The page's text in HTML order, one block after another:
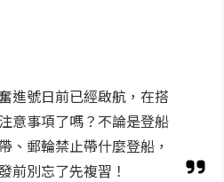
進號日前已經啟航，在搭
意事項了嗎？不論是登船
、郵輪禁止帶什麼登船，
前別忘了先複習！